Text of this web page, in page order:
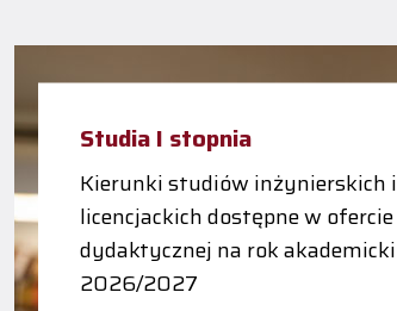
Studia I stopnia
Kierunki studiów inżynierskich i
licencjackich dostępne w ofercie
dydaktycznej na rok akademicki
2026/2027